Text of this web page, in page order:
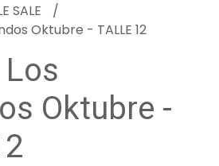
SALE
Oktubre - TALLE 12
Los
Oktubre -